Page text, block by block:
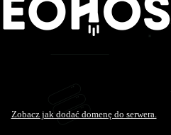
Zobacz jak dodać domenę do serwera.